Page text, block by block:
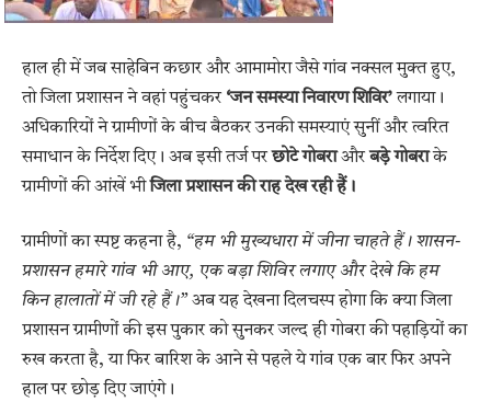
हाल ही में जब साहेबिन कछार और आमामोरा जैसे गांव नक्सल मुक्त हुए,
तो जिला प्रशासन ने वहां पहुंचकर ‘जन समस्या निवारण शिविर’लगाया।
अधिकारियों ने ग्रामीणों के बीच बैठकर उनकी समस्याएं सुनीं और त्वरित
समाधान के निर्देश दिए। अब इसी तर्ज परछोटे गोबराऔरबड़े गोबराके
ग्रामीणों की आंखें भीजिला प्रशासन की राह देख रही हैं।
ग्रामीणों का स्पष्ट कहना है, “हम भी मुख्यधारा में जीना चाहते हैं। शासन-
प्रशासन हमारे गांव भी आए, एक बड़ा शिविर लगाए और देखे कि हम
किन हालातों में जी रहे हैं।” अब यह देखना दिलचस्प होगा कि क्या जिला
प्रशासन ग्रामीणों की इस पुकार को सुनकर जल्द ही गोबरा की पहाड़ियों का
रुख करता है, या फिर बारिश के आने से पहले ये गांव एक बार फिर अपने
हाल पर छोड़ दिए जाएंगे।